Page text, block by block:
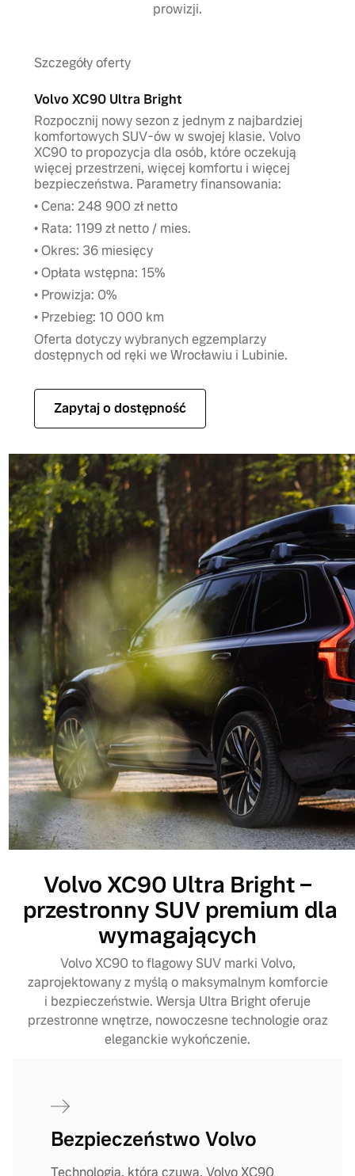
prowizji.
Szczegóły oferty
Volvo XC90 Ultra Bright
Rozpocznij nowy sezon z jednym z najbardziej
komfortowych SUV-ów w swojej klasie. Volvo
XC90 to propozycja dla osób, które oczekują
więcej przestrzeni, więcej komfortu i więcej
bezpieczeństwa. Parametry finansowania:
• Cena: 248 900 zł netto
• Rata: 1199 zł netto / mies.
• Okres: 36 miesięcy
• Opłata wstępna: 15%
• Prowizja: 0%
• Przebieg: 10 000 km
Oferta dotyczy wybranych egzemplarzy
dostępnych od ręki we Wrocławiu i Lubinie.
Zapytaj o dostępność
Volvo XC90 Ultra Bright –
przestronny SUV premium dla
wymagających
Volvo XC90 to flagowy SUV marki Volvo,
zaprojektowany z myślą o maksymalnym komforcie
i bezpieczeństwie. Wersja Ultra Bright oferuje
przestronne wnętrze, nowoczesne technologie oraz
eleganckie wykończenie.
Bezpieczeństwo Volvo
Technologia, która czuwa. Volvo XC90